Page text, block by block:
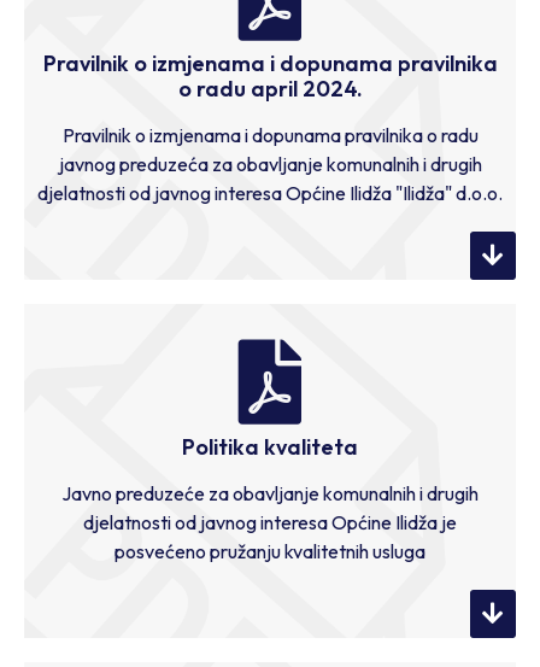
Pravilnik o izmjenama i dopunama pravilnika
o radu april 2024.
Pravilnik o izmjenama i dopunama pravilnika o radu
javnog preduzeća za obavljanje komunalnih i drugih
djelatnosti od javnog interesa Općine Ilidža "Ilidža" d.o.o.
Politika kvaliteta
Javno preduzeće za obavljanje komunalnih i drugih
djelatnosti od javnog interesa Općine Ilidža je
posvećeno pružanju kvalitetnih usluga